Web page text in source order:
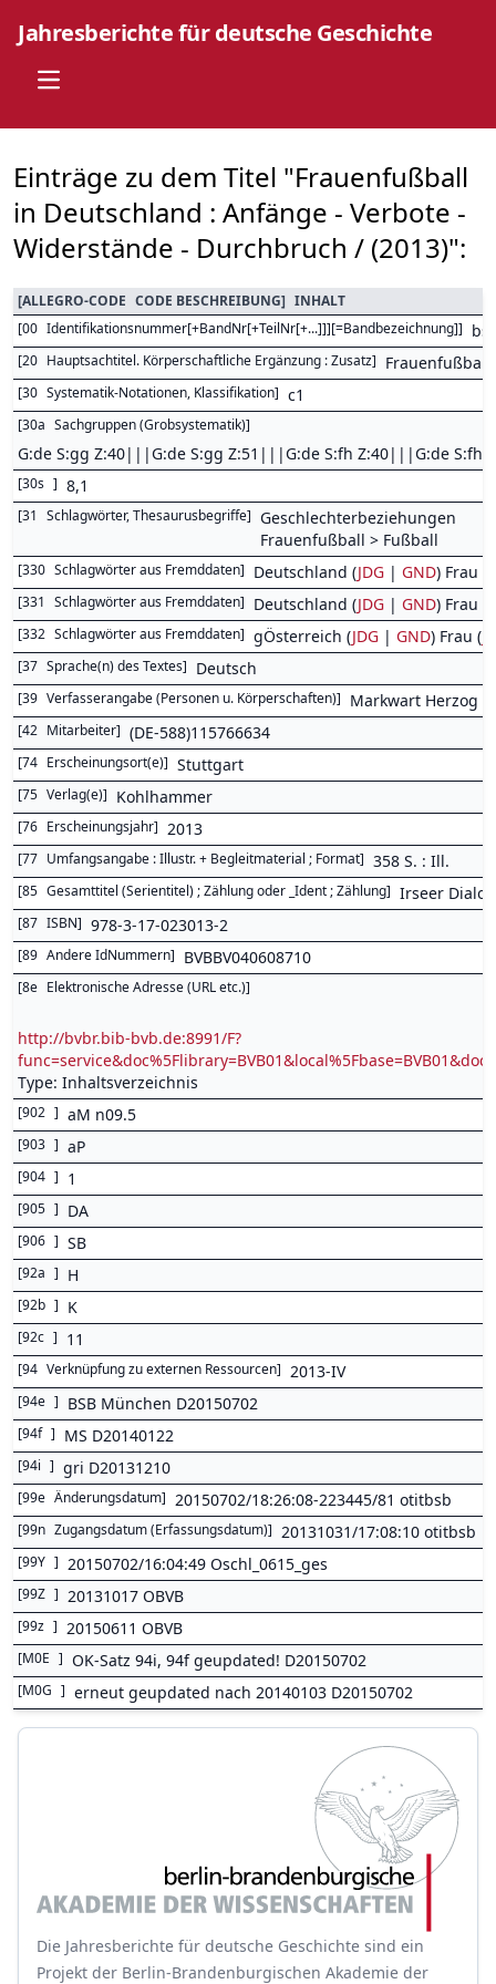
Jahresberichte für deutsche Geschichte
Open main menu
Einträge zu dem Titel "Frauenfußball
in Deutschland : Anfänge - Verbote -
Widerstände - Durchbruch / (2013)":
[ALLEGRO-CODE CODE BESCHREIBUNG] INHALT
[00 Identifikationsnummer[+BandNr[+TeilNr[+...]]][=Bandbezeichnung]]
[20 Hauptsachtitel. Körperschaftliche Ergänzung : Zusatz] Frauenfußball
[30 Systematik-Notationen, Klassifikation] c1
[30a Sachgruppen (Grobsystematik)]
G:de S:gg Z:40|||G:de S:gg Z:51|||G:de S:fh Z:40|||G:de
[30s ] 8,1
[31 Schlagwörter, Thesaurusbegriffe] Geschlechterbeziehungen
Frauenfußball > Fußball
[330 Schlagwörter aus Fremddaten] Deutschland (JDG | GND) Frau (
[331 Schlagwörter aus Fremddaten] Deutschland (JDG | GND) Frau (
[332 Schlagwörter aus Fremddaten] gÖsterreich (JDG | GND) Frau (
[37 Sprache(n) des Textes] Deutsch
[39 Verfasserangabe (Personen u. Körperschaften)] Markwart Herzog
[42 Mitarbeiter] (DE-588)115766634
[74 Erscheinungsort(e)] Stuttgart
[75 Verlag(e)] Kohlhammer
[76 Erscheinungsjahr] 2013
[77 Umfangsangabe : Illustr. + Begleitmaterial ; Format] 358 S. : Ill.
[85 Gesamttitel (Serientitel) ; Zählung oder _Ident ; Zählung] Irseer
[87 ISBN] 978-3-17-023013-2
[89 Andere IdNummern] BVBBV040608710
[8e Elektronische Adresse (URL etc.)]
http://bvbr.bib-bvb.de:8991/F?
Type: Inhaltsverzeichnis
[902 ] aM n09.5
[903 ] aP
[904 ] 1
[905 ] DA
[906 ] SB
[92a ] H
[92b ] K
[92c ] 11
[94 Verknüpfung zu externen Ressourcen] 2013-IV
[94e ] BSB München D20150702
[94f ] MS D20140122
[94i ] gri D20131210
[99e Änderungsdatum] 20150702/18:26:08-223445/81 otitbsb
[99n Zugangsdatum (Erfassungsdatum)] 20131031/17:08:10 otitbsb
[99Y ] 20150702/16:04:49 Oschl_0615_ges
[99Z ] 20131017 OBVB
[99z ] 20150611 OBVB
[M0E ] OK-Satz 94i, 94f geupdated! D20150702
[M0G ] erneut geupdated nach 20140103 D20150702
Die Jahresberichte für deutsche Geschichte sind ein
Projekt der Berlin-Brandenburgischen Akademie der